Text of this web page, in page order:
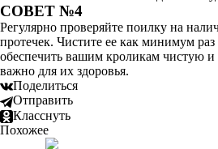
СОВЕТ №4
Регулярно проверяйте поилку на
протечек. Чистите ее как минимум
обеспечить вашим кроликам чистую
важно для их здоровья.
Поделиться
Отправить
Класснуть
Похожее